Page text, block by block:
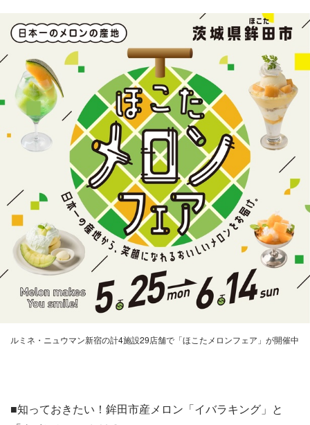
ルミネ・ニュウマン新宿の計4施設29店舗で「ほこたメロンフェア」が開催中
■知っておきたい！鉾田市産メロン「イバラキング」と